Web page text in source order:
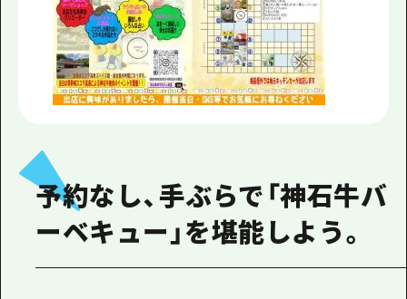
予約なし、手ぶらで「神石牛バ
ーベキュー」を堪能しよう。